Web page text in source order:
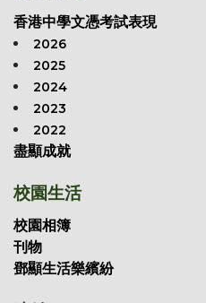
香港中學文憑考試表現
2026
2025
2024
2023
2022
盡顯成就
校園生活
校園相簿
刊物
鄧顯生活樂繽紛